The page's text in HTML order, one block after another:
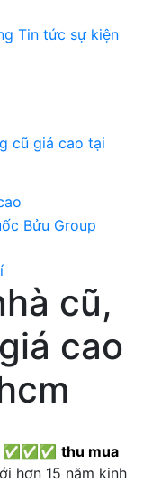
Tin tức sự kiện
cũ giá cao tại
cũ,
cao
✅✅✅ thu mua
hơn 15 năm kinh